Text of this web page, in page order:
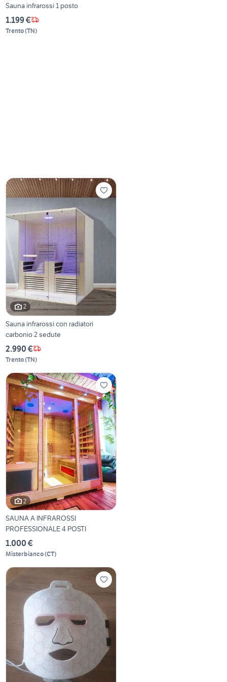
Sauna infrarossi 1 posto
1.199 €
Trento(TN)
2
Sauna infrarossi con radiatori
carbonio 2 sedute
2.990 €
Trento(TN)
2
SAUNA A INFRAROSSI
PROFESSIONALE 4 POSTI
1.000 €
Misterbianco(CT)